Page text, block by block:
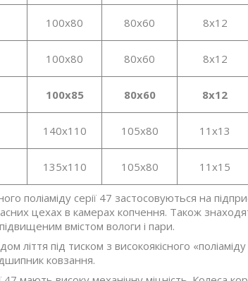
100x80 80x60 8x12
100x80 80x60 8x12
100x85 80x60 8x12
140x110 105x80 11x13
135x110 105x80 11x15
поліаміду серії 47 застосовуються на
цехах в камерах копчення. Також
вмістом вологи і пари.
ліття під тиском з високоякісного
ковзання.